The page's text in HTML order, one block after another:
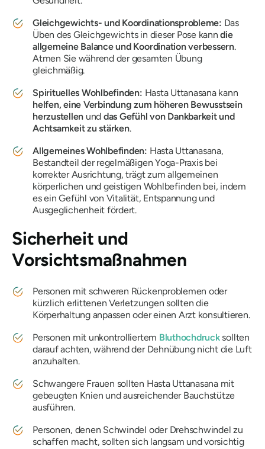
Gleichgewichts- und Koordinationsprobleme: Das
Üben des Gleichgewichts in dieser Pose kanndie
allgemeine Balance und Koordination verbessern.
Atmen Sie während der gesamten Übung
gleichmäßig.
Spirituelles Wohlbefinden: Hasta Uttanasanakann
helfen, eine Verbindung zum höheren Bewusstsein
herzustellen und das Gefühl von Dankbarkeit und
Achtsamkeit zu stärken.
Allgemeines Wohlbefinden: Hasta Uttanasana,
Bestandteil der regelmäßigen Yoga-Praxis bei
korrekter Ausrichtung, trägt zum allgemeinen
körperlichen und geistigen Wohlbefinden bei, indem
es ein Gefühl von Vitalität, Entspannung und
Ausgeglichenheit fördert.
Sicherheit und
Vorsichtsmaßnahmen
Personen mit schweren Rückenproblemen oder
kürzlich erlittenen Verletzungen sollten die
Körperhaltung anpassen oder einen Arzt konsultieren.
Personen mit unkontrolliertem Bluthochdrucksollten
darauf achten, während der Dehnübung nicht die Luft
anzuhalten.
Schwangere Frauen sollten Hasta Uttanasanamit
gebeugten Knien und ausreichender Bauchstütze
ausführen.
Personen, denen Schwindel oder Drehschwindel zu
schaffen macht, sollten sich langsam und vorsichtig